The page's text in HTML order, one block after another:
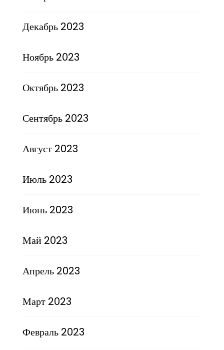
Декабрь 2023
Ноябрь 2023
Октябрь 2023
Сентябрь 2023
Август 2023
Июль 2023
Июнь 2023
Май 2023
Апрель 2023
Март 2023
Февраль 2023